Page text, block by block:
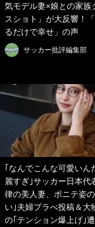
気モデル妻×娘との家族
スショト」が大反響！
るだけで幸せ」の声
サッカー批評編集部
｢なんでこんな可愛いん
麗すぎ｣サッカー日本代
律の美人妻、ポニテ姿
い｣夫婦プラべ投稿＆大
の｢テンション爆上げ｣